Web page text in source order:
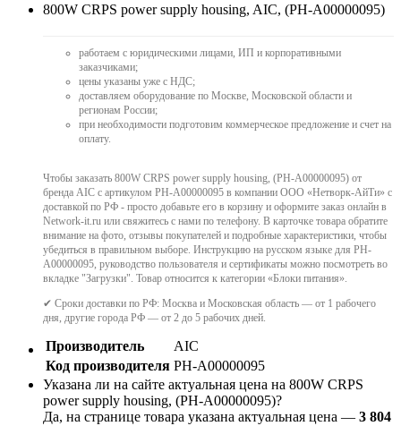
800W CRPS power supply housing, AIC, (PH-A00000095)
работаем с юридическими лицами, ИП и корпоративными
заказчиками;
цены указаны уже с НДС;
доставляем оборудование по Москве, Московской области и
регионам России;
при необходимости подготовим коммерческое предложение и счет на
оплату.
Чтобы заказать 800W CRPS power supply housing, (PH-A00000095) от
бренда AIC с артикулом PH-A00000095 в компании ООО «Нетворк-АйТи» с
доставкой по РФ - просто добавьте его в корзину и оформите заказ онлайн в
Network-it.ru или свяжитесь с нами по телефону. В карточке товара обратите
внимание на фото, отзывы покупателей и подробные характеристики, чтобы
убедиться в правильном выборе. Инструкцию на русском языке для PH-
A00000095, руководство пользователя и сертификаты можно посмотреть во
вкладке "Загрузки". Товар относится к категории «Блоки питания».
✔ Сроки доставки по РФ: Москва и Московская область — от 1 рабочего
дня, другие города РФ — от 2 до 5 рабочих дней.
Производитель
AIC
Код производителя PH-A00000095
Указана ли на сайте актуальная цена на 800W CRPS
power supply housing, (PH-A00000095)?
Да, на странице товара указана актуальная цена — 3 804